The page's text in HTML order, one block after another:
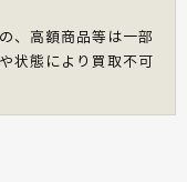
、高額商品等は一部
状態により買取不可